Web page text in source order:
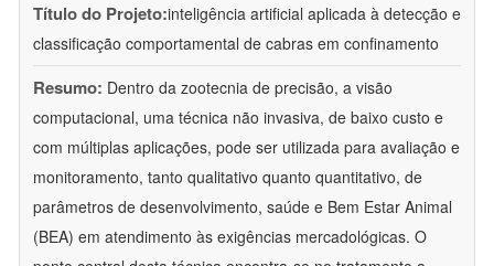
Título do Projeto:inteligência artificial aplicada à detecção e
classificação comportamental de cabras em confinamento
Resumo: Dentro da zootecnia de precisão, a visão
computacional, uma técnica não invasiva, de baixo custo e
com múltiplas aplicações, pode ser utilizada para avaliação e
monitoramento, tanto qualitativo quanto quantitativo, de
parâmetros de desenvolvimento, saúde e Bem Estar Animal
(BEA) em atendimento às exigências mercadológicas. O